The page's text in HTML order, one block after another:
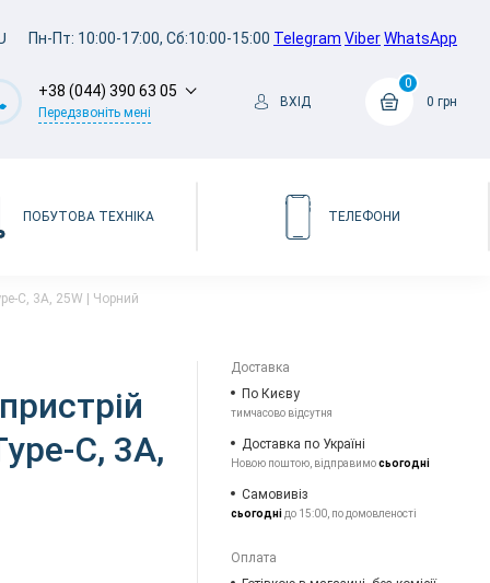
Пн-Пт: 10:00-17:00, Сб:10:00-15:00 Telegram ViberWhatsApp
+38 (044) 390 63 05
Передзвоніть мені
ВХІД
0
0 грн
ПОБУТОВА ТЕХНІКА ТЕЛЕФОНИ
C, 3A, 25W | Чорний
C, 3A,
Доставка
По Києву
тимчасово відсутня
Доставка по Україні
Новою поштою, відправимосьогодні
Самовивіз
сьогоднідо 15:00, по домовленості
Оплата